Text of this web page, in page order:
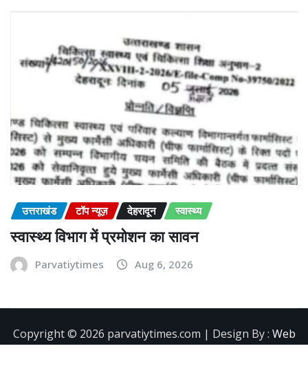
उत्तराखंड टॉप न्यूज़ देहरादून स्वास्थ्य
स्वास्थ्य विभाग में प्रमोशन का सावन
Parvatiytimes Aug 6, 2026
Copyright ©️ 2026 parvatiytimes.com | Design By : Web